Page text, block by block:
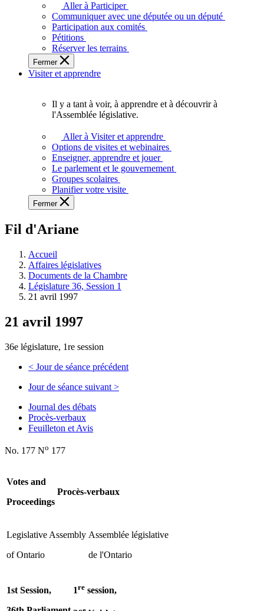
plein
potentiel,
l'Assemblée
a
besoin
de
Aller à Participer
Communiquer avec une députée ou un député
Participation aux comités
Pétitions
Réserver les terrains
Fermer
Visiter et apprendre
voir,
apprendre
et
à
à
législative.
Il y a tant à voir, à apprendre et à découvrir à
l'Assemblée législative.
Aller à Visiter et apprendre
Options de visites et webinaires
Enseigner, apprendre et jouer
Le parlement et le gouvernement
Groupes scolaires
Planifier votre visite
Fermer
Fil d'Ariane
Accueil
Affaires législatives
Documents de la Chambre
Législature 36, Session 1
21 avril 1997
21 avril 1997
36e législature, 1re session
< Jour de séance précédent
Jour de séance suivant >
Journal des débats
Procès-verbaux
Feuilleton et Avis
No. 177 No 177
Votes and
Proceedings
Procès-verbaux
Legislative Assembly
of Ontario
Assemblée législative
de l'Ontario
1st Session,
1re session,